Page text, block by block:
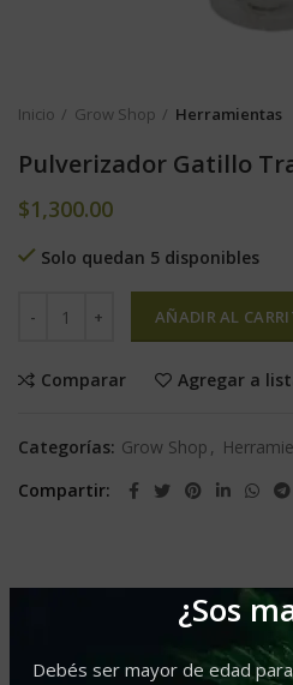
¿Sos
Debés ser mayor de edad
Inicio Grow Shop Herramientas
Pulverizador Gatillo
$1,300.00
Solo quedan 5 disponibles
AÑADIR AL
Comparar Agregar a
Categorías: Grow Shop ,
Compartir
PRODUCTOS